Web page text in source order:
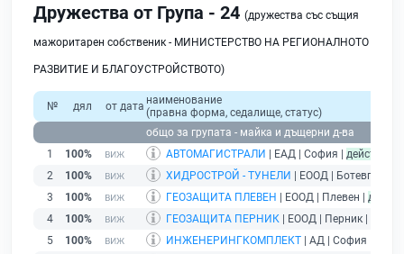
Дружества от Група - 24 (дружества със същия
мажоритарен собственик - МИНИСТЕРСТВО НА РЕГИОНАЛНОТО
РАЗВИТИЕ И БЛАГОУСТРОЙСТВОТО)
№ дял от дата наименование
(правна форма, седалище, статус)
общо за групата - майка и дъщерни д-ва
1
100% АВТОМАГИСТРАЛИ | ЕАД | София | действащ
2
100% ХИДРОСТРОЙ - ТУНЕЛИ | ЕООД | Ботевград |
3
100% ГЕОЗАЩИТА ПЛЕВЕН | ЕООД | Плевен |
4
100% ГЕОЗАЩИТА ПЕРНИК | ЕООД | Перник |
5
100% ИНЖЕНЕРИНГКОМПЛЕКТ | АД | София |